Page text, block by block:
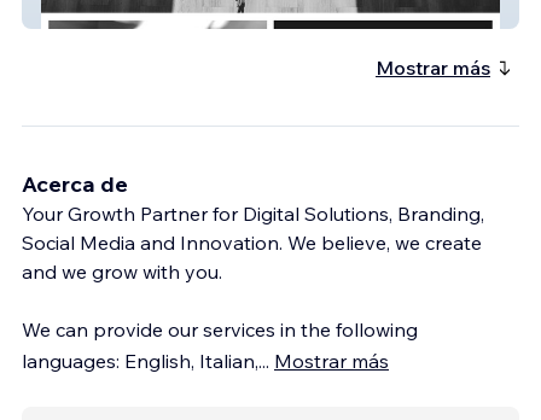
Zero Gravity Online
Mostrar más
Acerca de
Your Growth Partner for Digital Solutions, Branding,
Social Media and Innovation. We believe, we create
and we grow with you.
We can provide our services in the following
languages: English, Italian,... Mostrar más